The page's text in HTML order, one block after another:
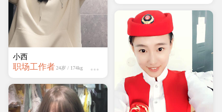
小西
职场工作者 24岁 / 174kg
迷人的妖精
学生